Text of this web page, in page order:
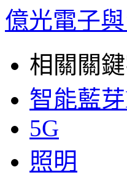
億光電子
相關關
智能藍
5G
照明